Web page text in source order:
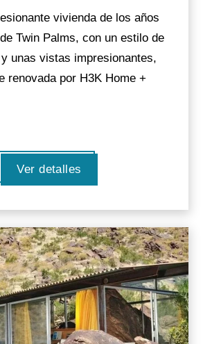
vivienda de los años
Twin Palms, con un estilo de
unas vistas impresionantes,
renovada por H3K Home +
Ver detalles